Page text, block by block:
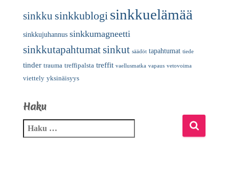
sinkku sinkkublogi sinkkuelämää
sinkkujuhannus sinkkumagneetti
sinkkutapahtumatsinkut säädöt tapahtumat tiede
tinder trauma treffipalsta treffit vaellusmatka vapaus vetovoima
viettely yksinäisyys
Haku